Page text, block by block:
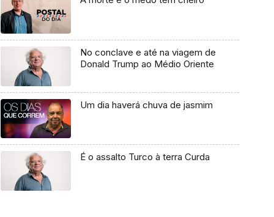
No conclave e até na viagem de
Donald Trump ao Médio Oriente
Um dia haverá chuva de jasmim
É o assalto Turco à terra Curda